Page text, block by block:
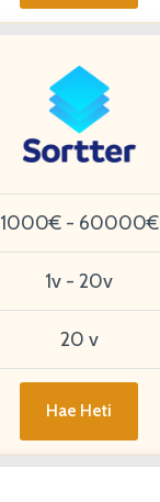
1000€ - 60000€
1v - 20v
20 v
Hae Heti